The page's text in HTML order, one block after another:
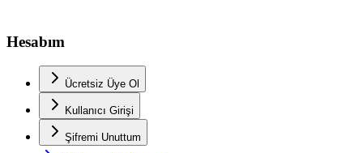
Hesabım
Ücretsiz Üye Ol
Kullanıcı Girişi
Şifremi Unuttum